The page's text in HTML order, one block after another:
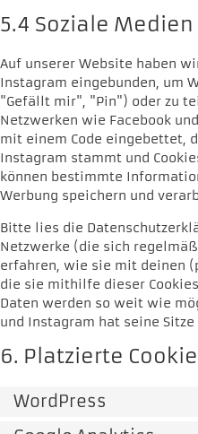
5.4 Soziale Medien
Auf unserer Website haben
Instagram eingebunden, um
"Gefällt mir", "Pin") oder zu
Netzwerken wie Facebook
mit einem Code eingebettet,
Instagram stammt und
können bestimmte
Werbung speichern und
Bitte lies die
Netzwerke (die sich
erfahren, wie sie mit deinen
die sie mithilfe dieser
Daten werden so weit wie
und Instagram hat seine
6. Platzierte
WordPress